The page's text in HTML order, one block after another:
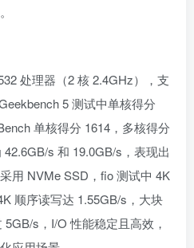
处理器（2 核 2.4GHz），支
5 测试中单核得分
单核得分 1614，多核得分
s 和 19.0GB/s，表现出
用 NVMe SSD，fio 测试中 4K
顺序读写达 1.55GB/s，大块
s，I/O 性能稳定且高效，